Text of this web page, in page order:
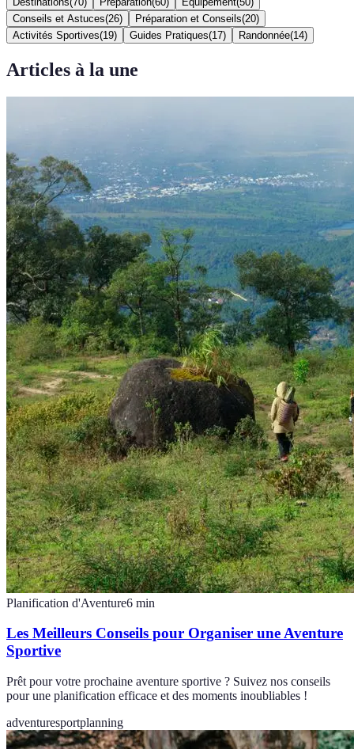
Conseils et Astuces(26) Préparation et Conseils(20)
Activités Sportives(19) Guides Pratiques(17) Randonnée(14)
Articles à la une
Planification d'Aventure6 min
Les Meilleurs Conseils pour Organiser une Aventure
Sportive
Prêt pour votre prochaine aventure sportive ? Suivez nos conseils
pour une planification efficace et des moments inoubliables !
adventuresportplanning